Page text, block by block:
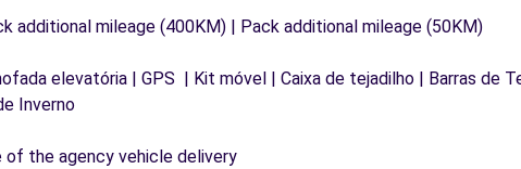
additional mileage (400KM) | Pack additional mileage (50KM)
elevatória | GPS | Kit móvel | Caixa de tejadilho | Barras de
Inverno
the agency vehicle delivery